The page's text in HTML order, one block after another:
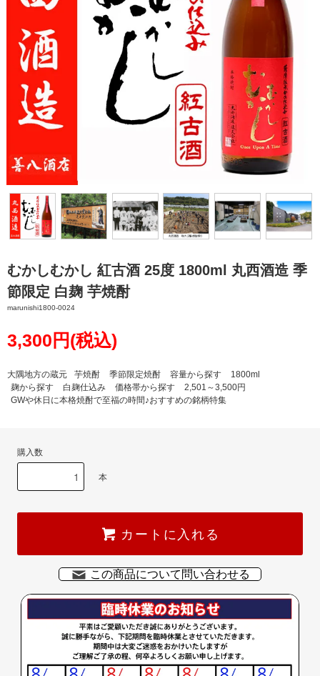
むかしむかし 紅古酒 25度 1800ml 丸西酒造 季
節限定 白麹 芋焼酎
marunishi1800-0024
3,300円(税込)
大隅地方の蔵元 芋焼酎 季節限定焼酎 容量から探す
1800ml
麹から探す
白麹仕込み 価格帯から探す
2,501～3,500円
GWや休日に本格焼酎で至福の時間♪おすすめの銘柄特集
購入数
本
カートに入れる
この商品について問い合わせる